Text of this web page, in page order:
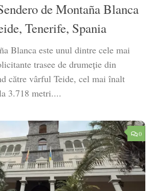
de Montaña Blanca
Tenerife, Spania
Blanca este unul dintre cele mai
trasee de drumeție din
către vârful Teide, cel mai înalt
3.718 metri....
0